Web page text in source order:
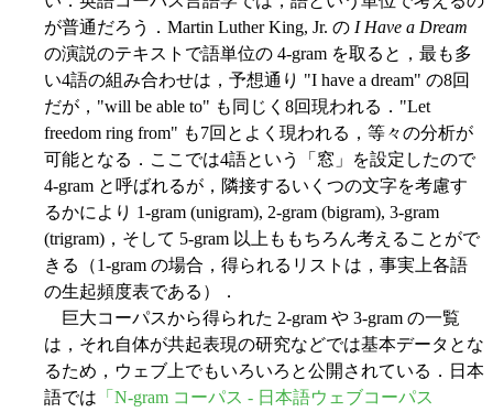
が普通だろう．Martin Luther King, Jr. の I Have a Dream
の演説のテキストで語単位の 4-gram を取ると，最も多
い4語の組み合わせは，予想通り "I have a dream" の8回
だが，"will be able to" も同じく8回現われる．"Let
freedom ring from" も7回とよく現われる，等々の分析が
可能となる．ここでは4語という「窓」を設定したので
4-gram と呼ばれるが，隣接するいくつの文字を考慮す
るかにより 1-gram (unigram), 2-gram (bigram), 3-gram
(trigram)，そして 5-gram 以上ももちろん考えることがで
きる（1-gram の場合，得られるリストは，事実上各語
の生起頻度表である）．
巨大コーパスから得られた 2-gram や 3-gram の一覧
は，それ自体が共起表現の研究などでは基本データとな
るため，ウェブ上でもいろいろと公開されている．日本
語では 「N-gram コーパス - 日本語ウェブコーパス